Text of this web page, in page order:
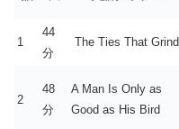
1
44
分
The Ties That Grind
2
48
分
A Man Is Only as
Good as His Bird